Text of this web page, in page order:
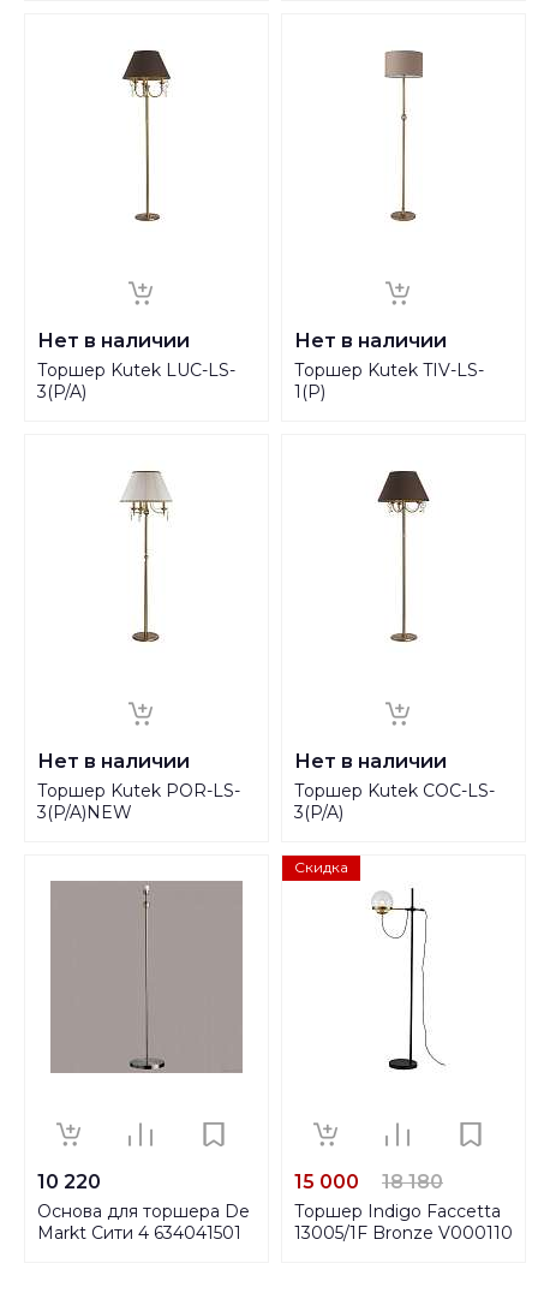
Нет в наличии
Торшер Kutek LUC-LS-
3(P/A)
Нет в наличии
Торшер Kutek TIV-LS-
1(P)
Нет в наличии
Торшер Kutek POR-LS-
3(P/A)NEW
Нет в наличии
Торшер Kutek COC-LS-
3(P/A)
10 220
Основа для торшера De
Markt Сити 4 634041501
Скидка
15 000 18 180
Торшер Indigo Faccetta
13005/1F Bronze V000110